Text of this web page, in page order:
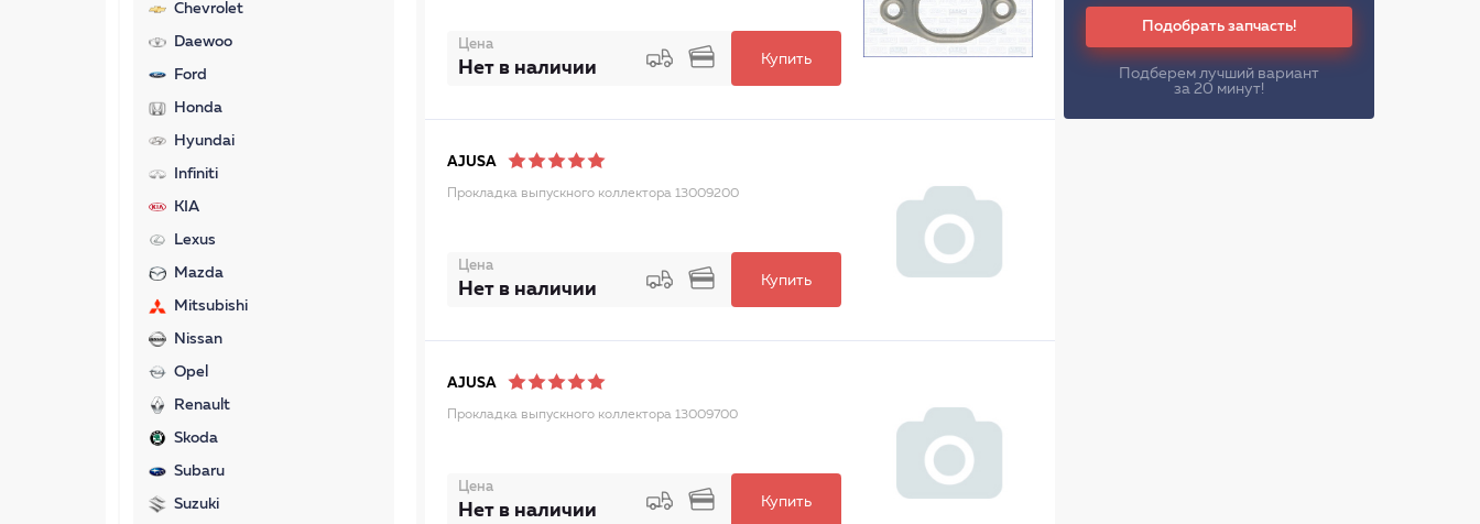
Chevrolet
Daewoo
Ford
Honda
Hyundai
Infiniti
KIA
Lexus
Mazda
Mitsubishi
Nissan
Opel
Renault
Skoda
Subaru
Suzuki
Цена
Нет в наличии Купить
AJUSA
Прокладка выпускного коллектора 13009200
Цена
Нет в наличии Купить
AJUSA
Прокладка выпускного коллектора 13009700
Цена
Нет в наличии Купить
Подобрать запчасть!
Подберем лучший вариант
за 20 минут!